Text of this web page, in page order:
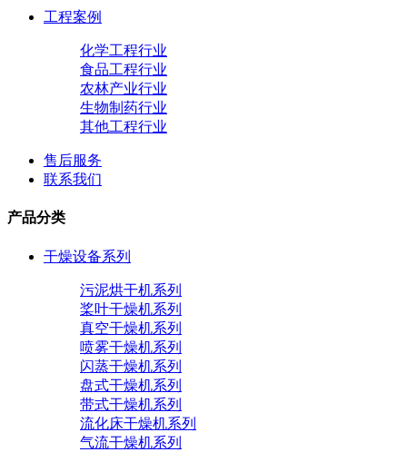
工程案例
化学工程行业
食品工程行业
农林产业行业
生物制药行业
其他工程行业
售后服务
联系我们
产品分类
干燥设备系列
污泥烘干机系列
桨叶干燥机系列
真空干燥机系列
喷雾干燥机系列
闪蒸干燥机系列
盘式干燥机系列
带式干燥机系列
流化床干燥机系列
气流干燥机系列